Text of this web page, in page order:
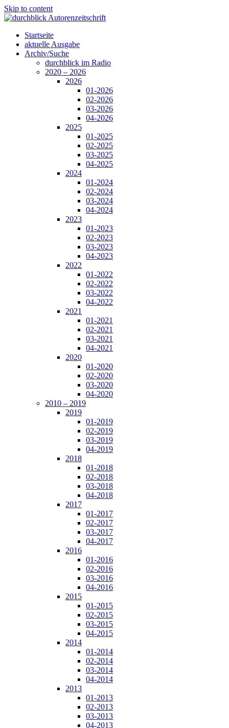
Skip to content
Startseite
aktuelle Ausgabe
Archiv/Suche
durchblick im Radio
2020 – 2026
2026
01-2026
02-2026
03-2026
04-2026
2025
01-2025
02-2025
03-2025
04-2025
2024
01-2024
02-2024
03-2024
04-2024
2023
01-2023
02-2023
03-2023
04-2023
2022
01-2022
02-2022
03-2022
04-2022
2021
01-2021
02-2021
03-2021
04-2021
2020
01-2020
02-2020
03-2020
04-2020
2010 – 2019
2019
01-2019
02-2019
03-2019
04-2019
2018
01-2018
02-2018
03-2018
04-2018
2017
01-2017
02-2017
03-2017
04-2017
2016
01-2016
02-2016
03-2016
04-2016
2015
01-2015
02-2015
03-2015
04-2015
2014
01-2014
02-2014
03-2014
04-2014
2013
01-2013
02-2013
03-2013
04-2013